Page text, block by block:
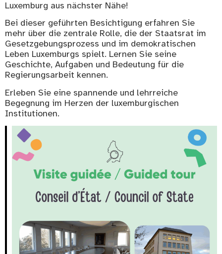
Luxemburg aus nächster Nähe!
Bei dieser geführten Besichtigung erfahren Sie
mehr über die zentrale Rolle, die der Staatsrat im
Gesetzgebungsprozess und im demokratischen
Leben Luxemburgs spielt. Lernen Sie seine
Geschichte, Aufgaben und Bedeutung für die
Regierungsarbeit kennen.
Erleben Sie eine spannende und lehrreiche
Begegnung im Herzen der luxemburgischen
Institutionen.